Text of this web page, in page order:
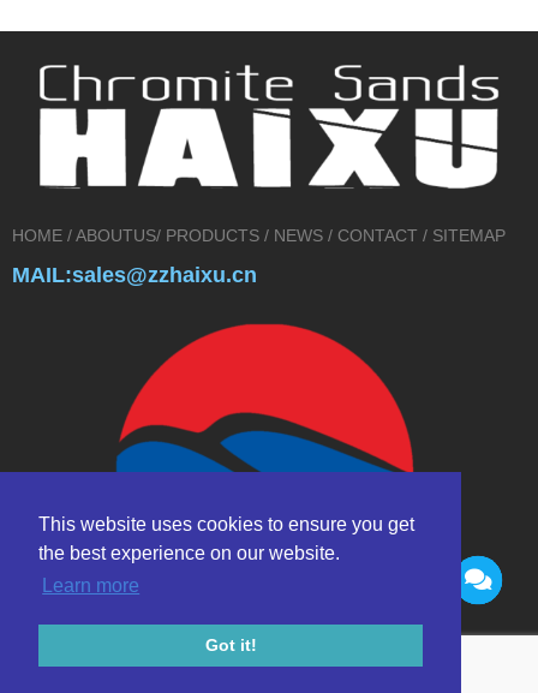
This website uses cookies to ensure you get
the best experience on our website.
Learn more
Got it!
HOME / ABOUTUS/ PRODUCTS / NEWS / CONTACT / SITEMAP
MAIL:sales@zzhaixu.cn
Copyright © 2017 Zhengzhou HAIXU abrasives Co.,Ltd. All rights